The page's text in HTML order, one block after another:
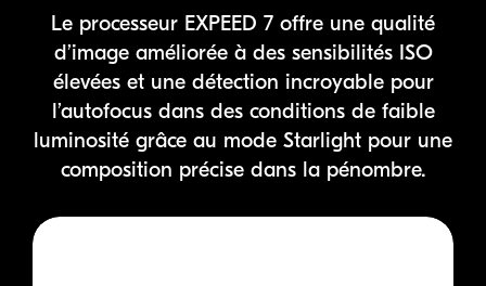
Le processeur EXPEED 7 offre une qualité
d’image améliorée à des sensibilités ISO
élevées et une détection incroyable pour
l’autofocus dans des conditions de faible
luminosité grâce au mode Starlight pour une
composition précise dans la pénombre.